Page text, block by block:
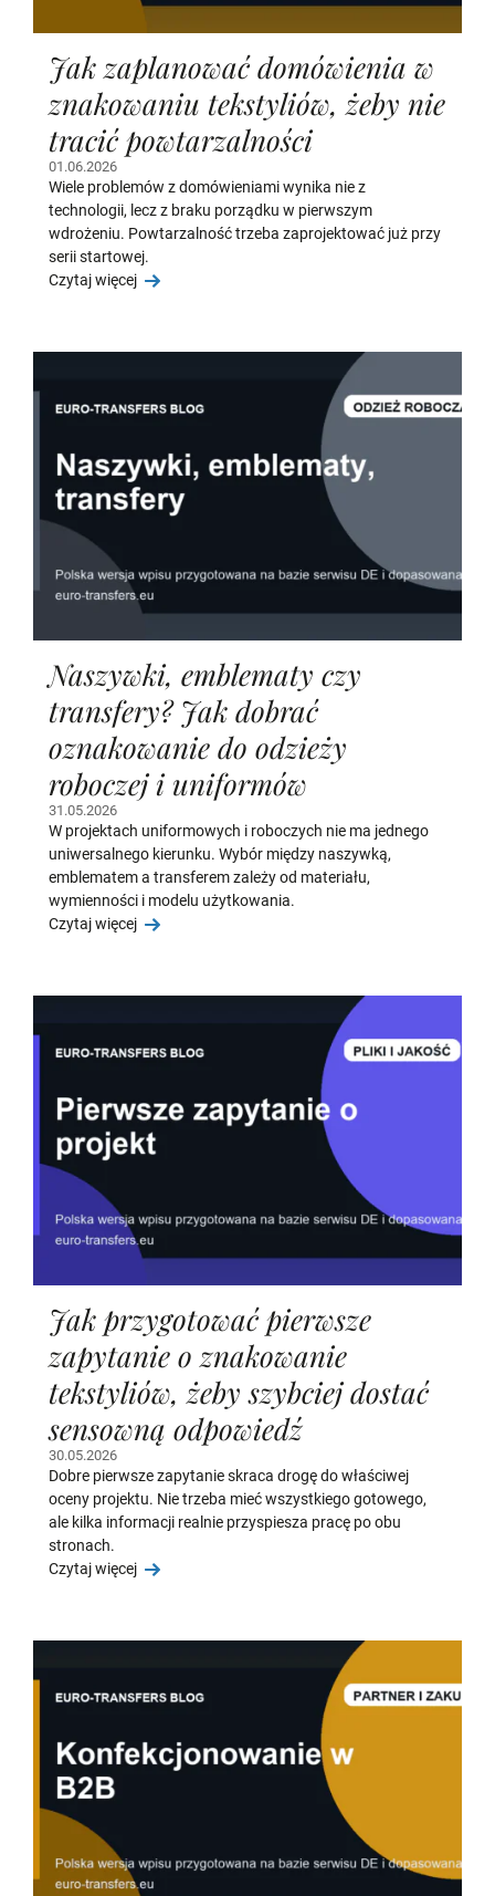
Jak zaplanować domówienia w
znakowaniu tekstyliów, żeby nie
tracić powtarzalności
01.06.2026
Wiele problemów z domówieniami wynika nie z
technologii, lecz z braku porządku w pierwszym
wdrożeniu. Powtarzalność trzeba zaprojektować już przy
serii startowej.
Czytaj więcej
Naszywki, emblematy czy
transfery? Jak dobrać
oznakowanie do odzieży
roboczej i uniformów
31.05.2026
W projektach uniformowych i roboczych nie ma jednego
uniwersalnego kierunku. Wybór między naszywką,
emblematem a transferem zależy od materiału,
wymienności i modelu użytkowania.
Czytaj więcej
Jak przygotować pierwsze
zapytanie o znakowanie
tekstyliów, żeby szybciej dostać
sensowną odpowiedź
30.05.2026
Dobre pierwsze zapytanie skraca drogę do właściwej
oceny projektu. Nie trzeba mieć wszystkiego gotowego,
ale kilka informacji realnie przyspiesza pracę po obu
stronach.
Czytaj więcej